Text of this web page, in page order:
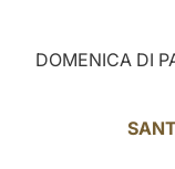
DOMENICA DI